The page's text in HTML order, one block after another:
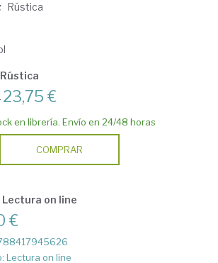
Rústica
23,75 €
en librería. Envío en 24/48 horas
COMPRAR
Lectura on line
€
Lectura on line